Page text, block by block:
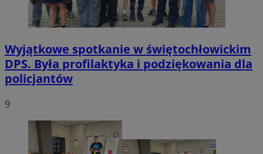
Wyjątkowe spotkanie w świętochłowickim
DPS. Była profilaktyka i podziękowania dla
policjantów
9